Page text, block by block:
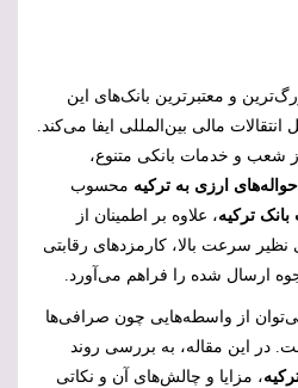
و معتبرترین بانک‌های این
مالی بین‌المللی ایفا می‌کند.
شعب و خدمات بانکی متنوع،
ارزی به ترکیه محسوب
بانک ترکیه، علاوه بر اطمینان از
نظیر سرعت بالا، کارمزدهای رقابتی
ارسال شده را فراهم می‌آورد.
از واسطه‌هایی چون صرافی‌ها
در این مقاله، به بررسی روند
، مزایا و چالش‌های آن و نکاتی